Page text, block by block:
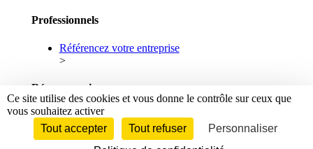
Professionnels
Référencez votre entreprise
>
Réseaux sociaux
Facebook
Linkedin
Ce site utilise des cookies et vous donne le contrôle sur ceux que
vous souhaitez activer
Tout accepter
Tout refuser
Personnaliser